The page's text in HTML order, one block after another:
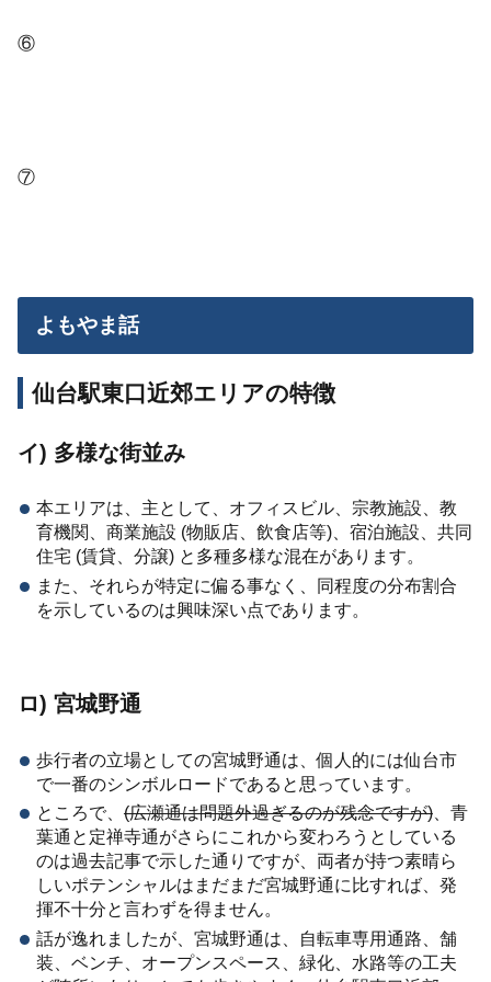
⑥
⑦
よもやま話
仙台駅東口近郊エリアの特徴
イ) 多様な街並み
本エリアは、主として、オフィスビル、宗教施設、教
育機関、商業施設 (物販店、飲食店等)、宿泊施設、共同
住宅 (賃貸、分譲) と多種多様な混在があります。
また、それらが特定に偏る事なく、同程度の分布割合
を示しているのは興味深い点であります。
ロ) 宮城野通
歩行者の立場としての宮城野通は、個人的には仙台市
で一番のシンボルロードであると思っています。
ところで、 (広瀬通は問題外過ぎるのが残念ですが)、青
葉通と定禅寺通がさらにこれから変わろうとしている
のは過去記事で示した通りですが、両者が持つ素晴ら
しいポテンシャルはまだまだ宮城野通に比すれば、発
揮不十分と言わずを得ません。
話が逸れましたが、宮城野通は、自転車専用通路、舗
装、ベンチ、オープンスペース、緑化、水路等の工夫